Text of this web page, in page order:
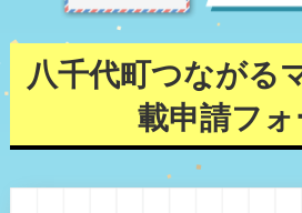
八千代町つながる
載申請フォ